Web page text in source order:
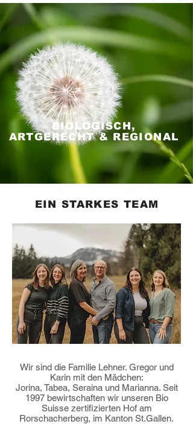
BIOLOGISCH,
ARTGERECHT & REGIONAL
EIN STARKES TEAM
Wir sind die Familie Lehner. Gregor und
Karin mit den Mädchen:
Jorina, Tabea, Seraina und Marianna. Seit
1997 bewirtschaften wir unseren Bio
Suisse zertifizierten Hof am
Rorschacherberg, im Kanton St.Gallen.